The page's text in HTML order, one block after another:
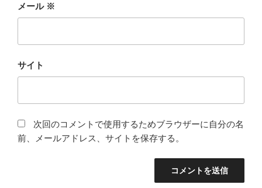
メール ※
サイト
次回のコメントで使用するためブラウザーに自分の名
前、メールアドレス、サイトを保存する。